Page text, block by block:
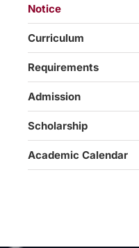
Notice
Curriculum
Requirements
Admission
Scholarship
Academic Calendar